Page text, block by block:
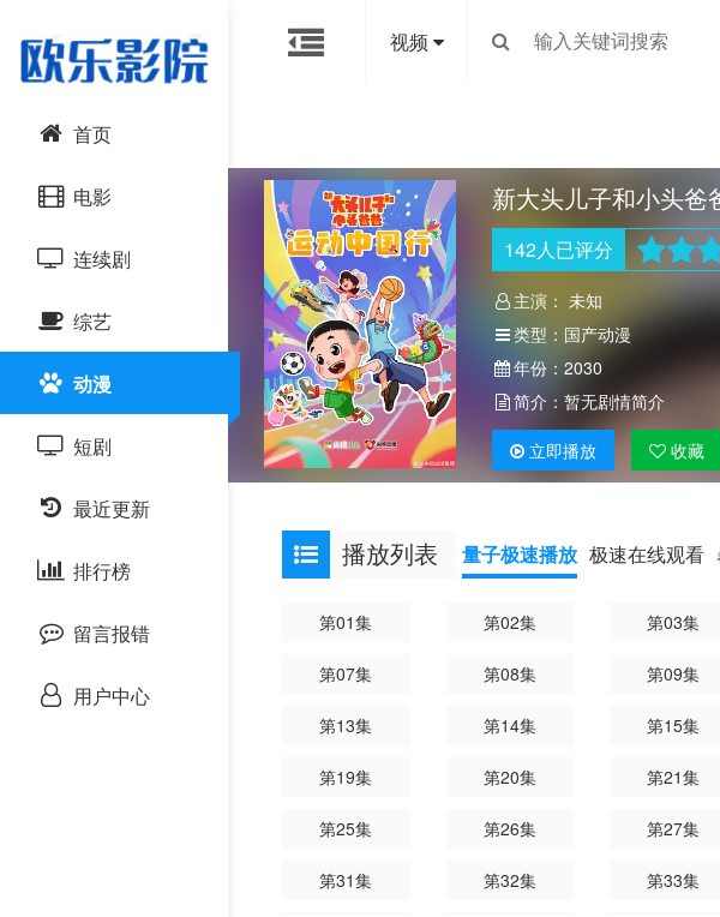
视频
首页
电影
动作片
喜剧片
爱情片
科幻片
恐怖片
剧情片
战争片
悬疑片
连续剧
国产剧
港台剧
日韩剧
欧美剧
泰国剧
综艺
大陆综艺
日韩综艺
港台综艺
欧美综艺
动漫
短剧
最近更新
排行榜
留言报错
用户中心
新大头儿子和小头
142人已评分
主演： 未知
类型： 国产动漫
年份： 2030
简介： 暂无剧情简介
立即播放 收藏
播放列表 量子极速播放 极速在线观看
第01集 第02集 第03集
第07集 第08集 第09集
第13集 第14集 第15集
第19集 第20集 第21集
第25集 第26集 第27集
第31集 第32集 第33集